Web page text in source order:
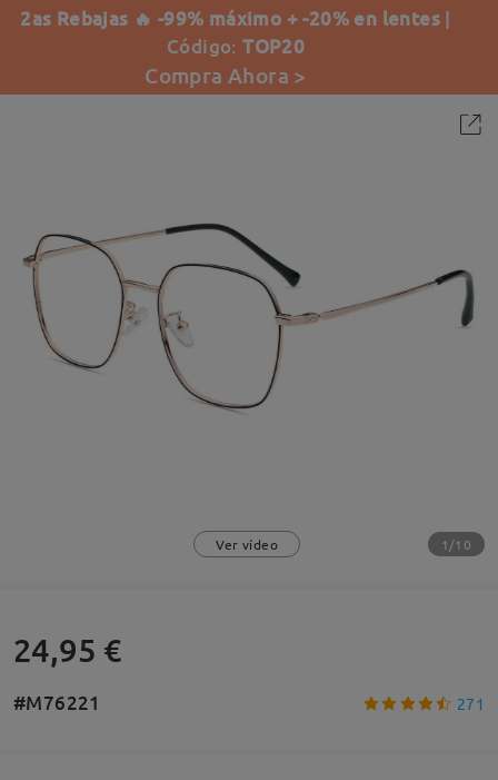
2as Rebajas 🔥 -99% máximo + -20% en lentes |
Código:TOP20
Compra Ahora >
Ver vídeo 1/10
24,95 €
#M76221 271